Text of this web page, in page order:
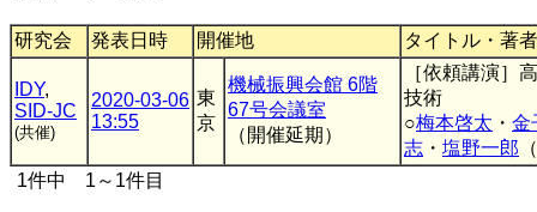
研究会 発表日時 開催地 タイトル・著者
IDY,
SID-JC
(共催)
2020-03-06
13:55
東
京
機械振興会館 6階
67号会議室
（開催延期）
［依頼講演］
技術
○梅本啓太 ・ 金
志 ・ 塩野一郎 （
1件中 1～1件目